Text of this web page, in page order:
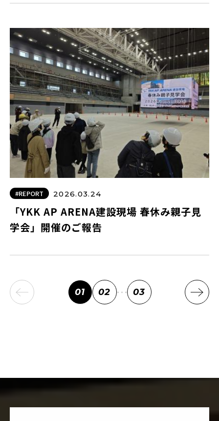
#REPORT 2026.03.24
「YKK AP ARENA建設現場 春休み親子見
学会」開催のご報告
01 02 … 03